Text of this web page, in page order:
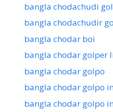
bangla chodachudi
bangla chodachudir
bangla chodar boi
bangla chodar golper
bangla chodar golpo
bangla chodar golpo
bangla chodar golpo